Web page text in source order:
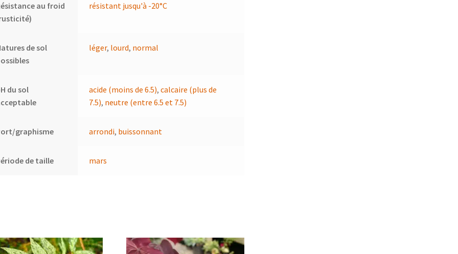
au froid
résistant jusqu'à -20°C
de sol
léger, lourd, normal
du sol
acide (moins de 6.5),calcaire (plus de
7.5), neutre (entre 6.5 et 7.5)
graphisme arrondi, buissonnant
de taille mars